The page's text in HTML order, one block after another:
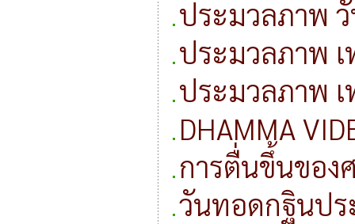
ประมวลภาพ
ประมวลภาพ
ประมวลภาพ
DHAMMA
การตื่นขึ้นของ
วันทอดกฐินปร